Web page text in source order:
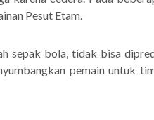
Pesut Etam.
sepak bola, tidak bisa
pemain untuk